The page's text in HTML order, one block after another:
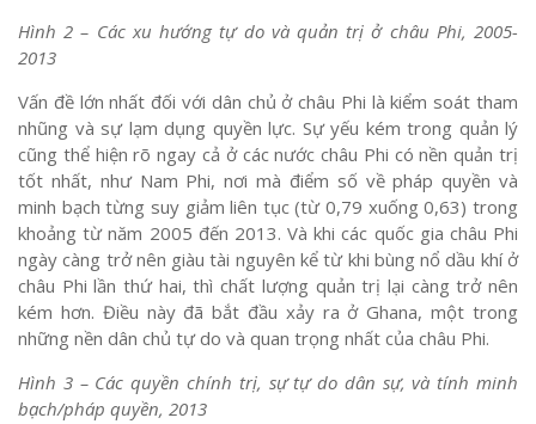
Hình 2 – Các xu hướng tự do và quản trị ở châu Phi, 2005-
2013
Vấn đề lớn nhất đối với dân chủ ở châu Phi là kiểm soát tham
nhũng và sự lạm dụng quyền lực. Sự yếu kém trong quản lý
cũng thể hiện rõ ngay cả ở các nước châu Phi có nền quản trị
tốt nhất, như Nam Phi, nơi mà điểm số về pháp quyền và
minh bạch từng suy giảm liên tục (từ 0,79 xuống 0,63) trong
khoảng từ năm 2005 đến 2013. Và khi các quốc gia châu Phi
ngày càng trở nên giàu tài nguyên kể từ khi bùng nổ dầu khí ở
châu Phi lần thứ hai, thì chất lượng quản trị lại càng trở nên
kém hơn. Điều này đã bắt đầu xảy ra ở Ghana, một trong
những nền dân chủ tự do và quan trọng nhất của châu Phi.
Hình 3 – Các quyền chính trị, sự tự do dân sự, và tính minh
bạch/pháp quyền, 2013